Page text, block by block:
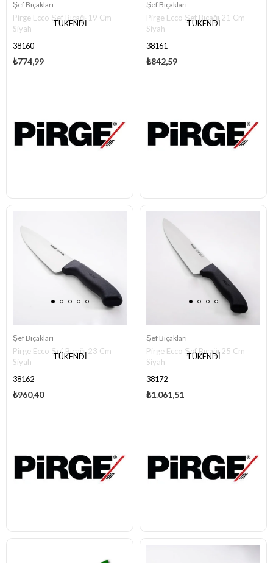
TÜKENDI
Şef Bıçakları
Pirge Ecco Şef Bıçağı 19 Cm
Siyah
38160
₺774,99
TÜKENDI
Şef Bıçakları
Pirge Ecco Şef Bıçağı 21 Cm
Siyah
38161
₺842,59
TÜKENDI
Şef Bıçakları
Pirge Ecco Şef Bıçağı 23 Cm
Siyah
38162
₺960,40
TÜKENDI
Şef Bıçakları
Pirge Ecco Şef Bıçağı 25 Cm
Siyah
38172
₺1.061,51